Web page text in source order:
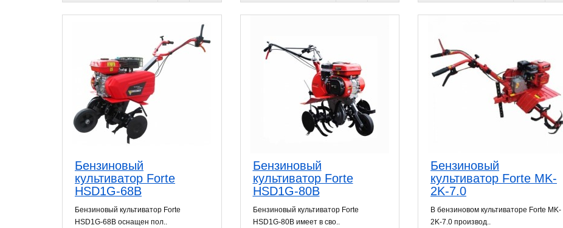
Бензиновый
культиватор Forte
HSD1G-68B
Бензиновый культиватор Forte
HSD1G-68B оснащен пол..
Бензиновый
культиватор Forte
HSD1G-80В
Бензиновый культиватор Forte
HSD1G-80В имеет в сво..
Бензиновый
культиватор Forte MK-
2K-7.0
В бензиновом культиваторе Forte MK-
2K-7.0 производ..